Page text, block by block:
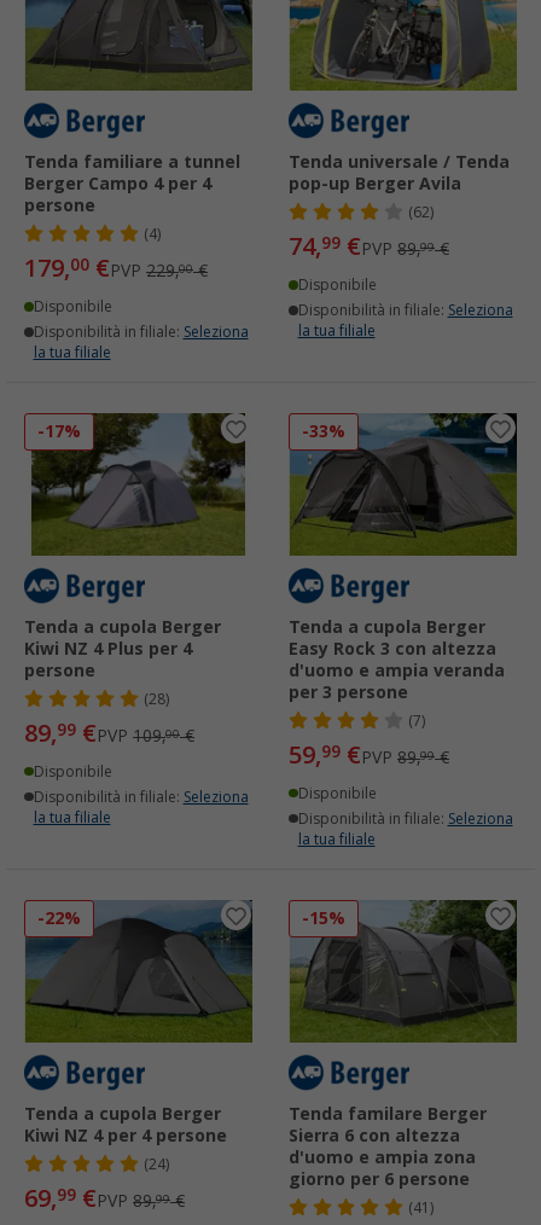
Tenda familiare a tunnel
Berger Campo 4 per 4
persone
(4)
179,00 €PVP 229,00€
Disponibile
Disponibilità in filiale: Seleziona
la tua filiale
Tenda universale / Tenda
pop-up Berger Avila
(62)
74,99 €PVP 89,99€
Disponibile
Disponibilità in filiale: Seleziona
la tua filiale
-17%
Tenda a cupola Berger
Kiwi NZ 4 Plus per 4
persone
(28)
89,99 €PVP 109,00€
Disponibile
Disponibilità in filiale: Seleziona
la tua filiale
-33%
Tenda a cupola Berger
Easy Rock 3 con altezza
d'uomo e ampia veranda
per 3 persone
(7)
59,99 €PVP 89,99€
Disponibile
Disponibilità in filiale: Seleziona
la tua filiale
-22%
Tenda a cupola Berger
Kiwi NZ 4 per 4 persone
(24)
69,99 €PVP 89,99€
-15%
Tenda familare Berger
Sierra 6 con altezza
d'uomo e ampia zona
giorno per 6 persone
(41)